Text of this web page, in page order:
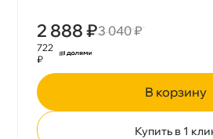
2 888 ₽3 040 ₽
722
₽
корзину
Купить в 1